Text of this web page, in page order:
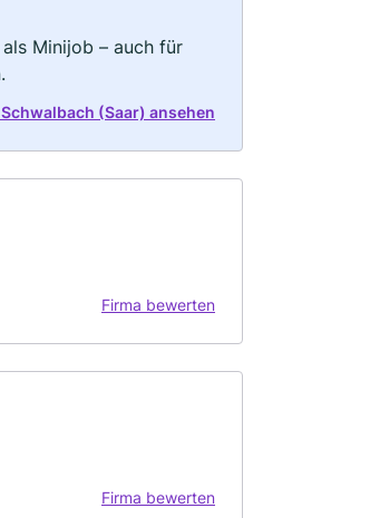
Minijob – auch für
(Saar) ansehen
Firma bewerten
Firma bewerten